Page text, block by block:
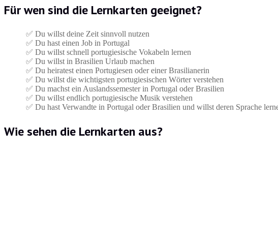
Für wen sind die Lernkarten geeignet?
✅ Du willst deine Zeit sinnvoll nutzen
✅ Du hast einen Job in Portugal
✅ Du willst schnell portugiesische Vokabeln lernen
✅ Du willst in Brasilien Urlaub machen
✅ Du heiratest einen Portugiesen oder einer Brasilianerin
✅ Du willst die wichtigsten portugiesischen Wörter verstehen
✅ Du machst ein Auslandssemester in Portugal oder Brasilien
✅ Du willst endlich portugiesische Musik verstehen
✅ Du hast Verwandte in Portugal oder Brasilien und willst deren Sprache
Wie sehen die Lernkarten aus?